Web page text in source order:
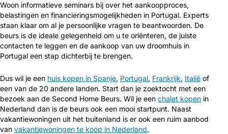
Woon informatieve seminars bij over het aankoopproces,
belastingen en financieringsmogelijkheden in Portugal. Experts
staan klaar om al je persoonlijke vragen te beantwoorden. De
beurs is de ideale gelegenheid om u te oriënteren, de juiste
contacten te leggen en de aankoop van uw droomhuis in
Portugal een stap dichterbij te brengen.
Dus wil je een huis kopen in Spanje, Portugal, Frankrijk, Italië of
een van de 20 andere landen. Start dan je zoektocht met een
bezoek aan de Second Home Beurs. Wil je een chalet kopen in
Nederland dan is de beurs ook een mooi startpunt. Naast
vakantiewoningen uit het buitenland is er ook een ruim aanbod
van vakantiewoningen te koop in Nederland.